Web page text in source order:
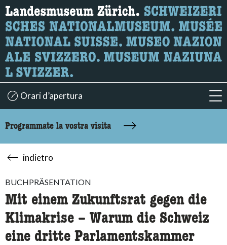
Ricerca
Qui è possibile cercare i contenuti della pagina.
Orari d’apertura
Programmate la vostra visita
indietro
BUCHPRÄSENTATION
Mit einem Zukunftsrat gegen die
Klimakrise – Warum die Schweiz
eine dritte Parlamentskammer